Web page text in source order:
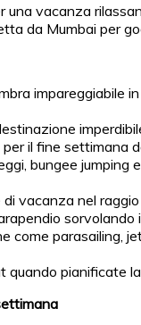
vacanza
da Mumbai per
impareggiabile
il fine settimana
bungee
vacanza nel
sorvolando
come